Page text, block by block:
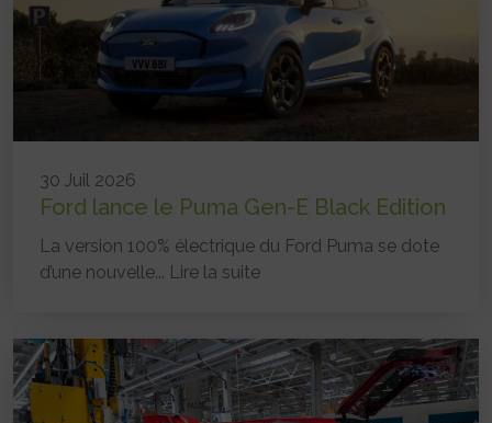
30 Juil 2026
Ford lance le Puma Gen-E Black Edition
La version 100% électrique du Ford Puma se dote
d’une nouvelle... Lire la suite